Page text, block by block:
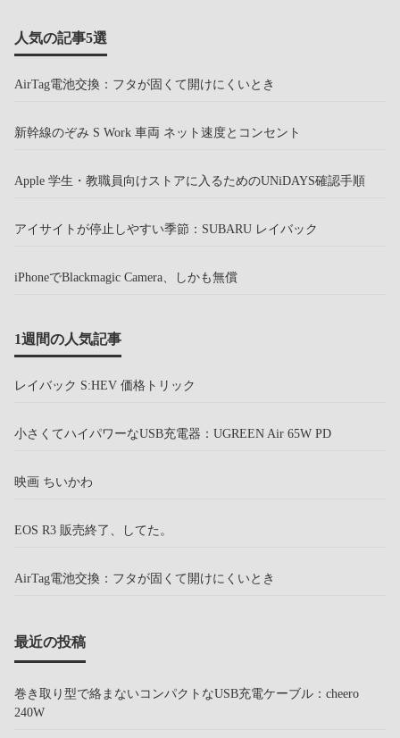
人気の記事5選
AirTag電池交換：フタが固くて開けにくいとき
新幹線のぞみ S Work 車両 ネット速度とコンセント
Apple 学生・教職員向けストアに入るためのUNiDAYS確認手順
アイサイトが停止しやすい季節：SUBARU レイバック
iPhoneでBlackmagic Camera、しかも無償
1週間の人気記事
レイバック S:HEV 価格トリック
小さくてハイパワーなUSB充電器：UGREEN Air 65W PD
映画 ちいかわ
EOS R3 販売終了、してた。
AirTag電池交換：フタが固くて開けにくいとき
最近の投稿
巻き取り型で絡まないコンパクトなUSB充電ケーブル：cheero
240W